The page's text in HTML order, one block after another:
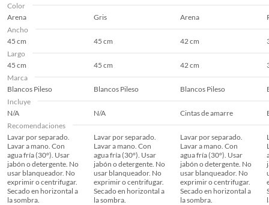
Color
Arena
Gris Arena
Ancho
45 cm
45 cm 42 cm
Largo
45 cm
45 cm 42 cm
Marca
Blancos Pileso
Blancos Pileso Blancos Pileso
Incluye
N/A
N/A Cintas de amarre
Recomendaciones
Lavar por separado.
Lavar a mano. Con
agua fría (30°). Usar
jabón o detergente. No
usar blanqueador. No
exprimir o centrifugar.
Secado en horizontal a
la sombra.
Lavar por separado.
Lavar a mano. Con
agua fría (30°). Usar
jabón o detergente. No
usar blanqueador. No
exprimir o centrifugar.
Secado en horizontal a
la sombra.
Lavar por separado.
Lavar a mano. Con
agua fría (30°). Usar
jabón o detergente. No
usar blanqueador. No
exprimir o centrifugar.
Secado en horizontal a
la sombra.